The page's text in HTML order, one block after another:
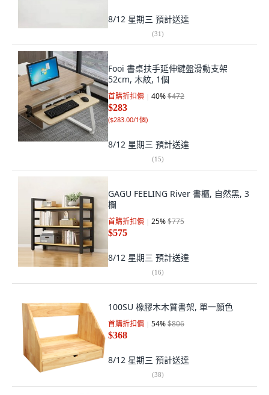
8/12 星期三 預計送達
(31)
Fooi 書桌扶手延伸鍵盤滑動支架
52cm, 木紋, 1個
首購折扣價 40%$472
$283
($283.00/1個)
8/12 星期三 預計送達
(15)
GAGU FEELING River 書櫃, 自然黑, 3
欄
首購折扣價 25%$775
$575
8/12 星期三 預計送達
(16)
100SU 橡膠木木質書架, 單一顏色
首購折扣價 54%$806
$368
8/12 星期三 預計送達
(38)